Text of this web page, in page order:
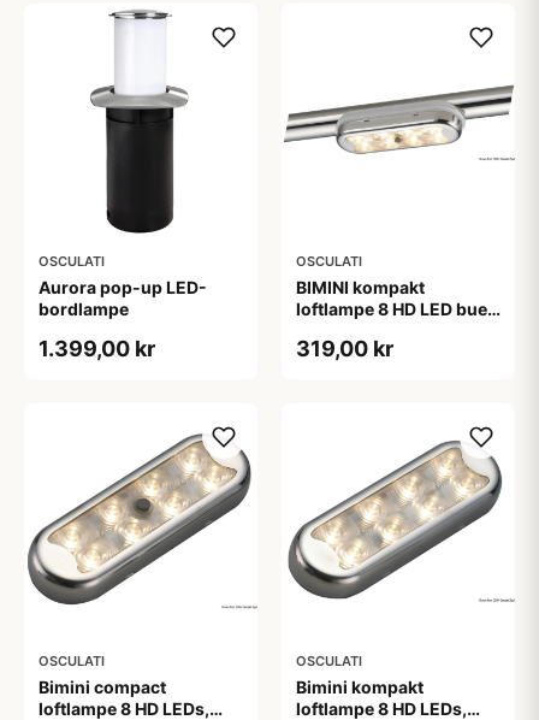
OSCULATI
Aurora pop-up LED-
bordlampe
1.399,00 kr
OSCULATI
BIMINI kompakt
loftlampe 8 HD LED buet
319,00 kr
OSCULATI
Bimini compact
loftlampe 8 HD LEDs,
OSCULATI
Bimini kompakt
loftlampe 8 HD LEDs,